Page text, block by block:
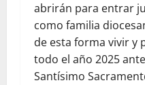
abrirán para entrar
como familia
de esta forma vivir y
todo el año 2025
Santísimo